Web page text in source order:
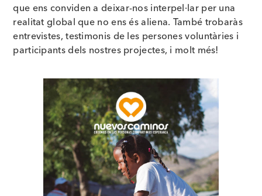
que ens conviden a deixar-nos interpel·lar per una
realitat global que no ens és aliena. També trobaràs
entrevistes, testimonis de les persones voluntàries i
participants dels nostres projectes, i molt més!